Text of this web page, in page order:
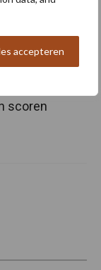
accepteren
enige
scoren